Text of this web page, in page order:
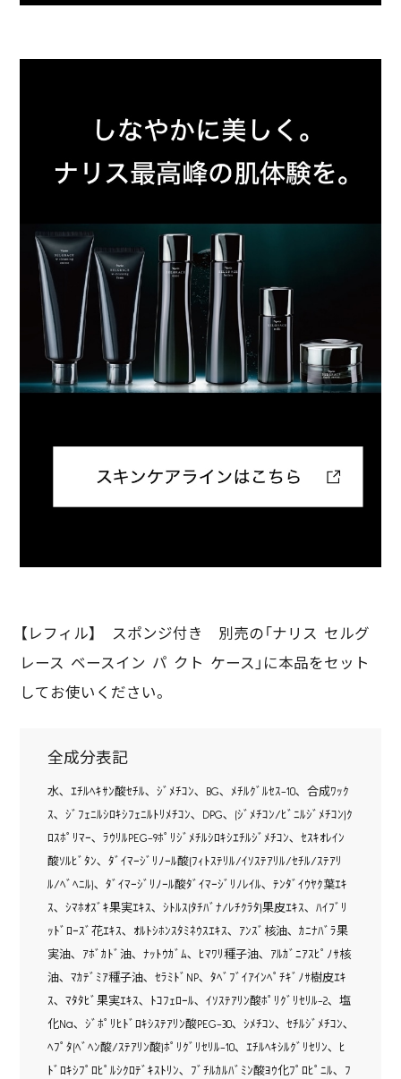
【レフィル】 スポンジ付き 別売の「ナリス セルグ
レース ベースイン パ クト ケース」に本品をセット
してお使いください。
全成分表記
水､ ｴﾁﾙﾍｷｻﾝ酸ｾﾁﾙ､ ｼﾞﾒﾁｺﾝ､ BG､ ﾒﾁﾙｸﾞﾙｾｽ-10､ 合成ﾜｯｸ
ｽ､ ｼﾞﾌｪﾆﾙｼﾛｷｼﾌｪﾆﾙﾄﾘﾒﾁｺﾝ､ DPG､ (ｼﾞﾒﾁｺﾝ/ﾋﾞﾆﾙｼﾞﾒﾁｺﾝ)ｸ
ﾛｽﾎﾟﾘﾏｰ､ ﾗｳﾘﾙPEG-9ﾎﾟﾘｼﾞﾒﾁﾙｼﾛｷｼｴﾁﾙｼﾞﾒﾁｺﾝ､ ｾｽｷｵﾚｲﾝ
酸ｿﾙﾋﾞﾀﾝ､ ﾀﾞｲﾏｰｼﾞﾘﾉｰﾙ酸(ﾌｨﾄｽﾃﾘﾙ/ｲｿｽﾃｱﾘﾙ/ｾﾁﾙ/ｽﾃｱﾘ
ﾙ/ﾍﾞﾍﾆﾙ)､ ﾀﾞｲﾏｰｼﾞﾘﾉｰﾙ酸ﾀﾞｲﾏｰｼﾞﾘﾉﾚｲﾙ､ ﾃﾝﾀﾞｲｳﾔｸ葉ｴｷ
ｽ､ ｼﾏﾎｵｽﾞｷ果実ｴｷｽ､ ｼﾄﾙｽ(ﾀﾁﾊﾞﾅ/ﾚﾁｸﾗﾀ)果皮ｴｷｽ､ ﾊｲﾌﾞﾘ
ｯﾄﾞﾛｰｽﾞ花ｴｷｽ､ ｵﾙﾄｼﾎﾝｽﾀﾐﾈｳｽｴｷｽ､ ｱﾝｽﾞ核油､ ｶﾆﾅﾊﾞﾗ果
実油､ ｱﾎﾞｶﾄﾞ油､ ﾅｯﾄｳｶﾞﾑ､ ﾋﾏﾜﾘ種子油､ ｱﾙｶﾞﾆｱｽﾋﾟﾉｻ核
油､ ﾏｶﾃﾞﾐｱ種子油､ ｾﾗﾐﾄﾞNP､ ﾀﾍﾞﾌﾞｲｱｲﾝﾍﾟﾁｷﾞﾉｻ樹皮ｴｷ
ｽ､ ﾏﾀﾀﾋﾞ果実ｴｷｽ､ ﾄｺﾌｪﾛｰﾙ､ ｲｿｽﾃｱﾘﾝ酸ﾎﾟﾘｸﾞﾘｾﾘﾙ-2､ 塩
化Na､ ｼﾞﾎﾟﾘﾋﾄﾞﾛｷｼｽﾃｱﾘﾝ酸PEG-30､ ｼﾒﾁｺﾝ､ ｾﾁﾙｼﾞﾒﾁｺﾝ､
ﾍﾌﾟﾀ(ﾍﾞﾍﾝ酸/ｽﾃｱﾘﾝ酸)ﾎﾟﾘｸﾞﾘｾﾘﾙ-10､ ｴﾁﾙﾍｷｼﾙｸﾞﾘｾﾘﾝ､ ﾋ
ﾄﾞﾛｷｼﾌﾟﾛﾋﾟﾙｼｸﾛﾃﾞｷｽﾄﾘﾝ､ ﾌﾞﾁﾙｶﾙﾊﾞﾐﾝ酸ﾖｳ化ﾌﾟﾛﾋﾟﾆﾙ､ ﾌ